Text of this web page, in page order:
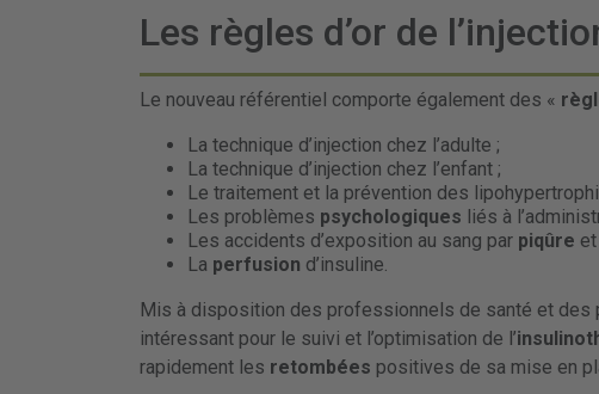
Les règles d’or de
Le nouveau référentiel comporte également des «
La technique d’injection chez l’adulte ;
La technique d’injection chez l’enfant ;
Le traitement et la prévention des
Les problèmes psychologiques liés à
Les accidents d’exposition au sang par piqûre et
La perfusion d’insuline.
Mis à disposition des professionnels de santé et des
intéressant pour le suivi et l’optimisation de l’
rapidement les retombées positives de sa mise en